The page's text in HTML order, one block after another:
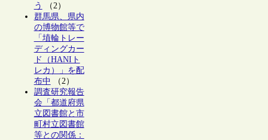
う
（2）
群馬県、県内
の博物館等で
「埴輪トレー
ディングカー
ド（HANIト
レカ）」を配
布中 （2）
調査研究報告
会「都道府県
立図書館と市
町村立図書館
等との関係：